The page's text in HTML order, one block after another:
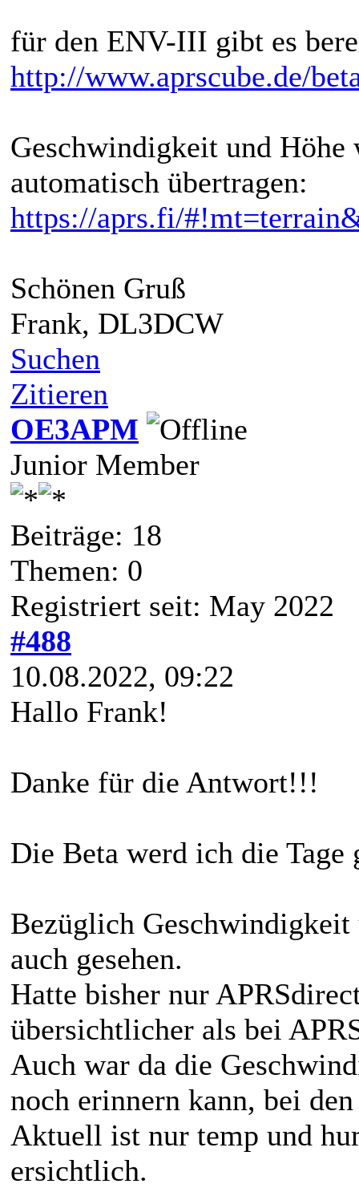
für den ENV-III gibt es
http://www.aprscube.de/
Geschwindigkeit und
automatisch übertragen:
https://aprs.fi/
Schönen Gruß
Frank, DL3DCW
Suchen
Zitieren
OE3APM
Junior Member
Beiträge: 18
Themen: 0
Registriert seit: May 2022
#488
10.08.2022, 09:22
Hallo Frank!
Danke für die Antwort!!!
Die Beta werd ich die
Bezüglich
auch gesehen.
Hatte bisher nur
übersichtlicher als bei
Auch war da die
noch erinnern kann, bei
Aktuell ist nur temp und
ersichtlich.